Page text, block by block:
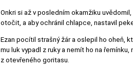
Onkri si až v posledním okamžiku
otočit, a aby ochránil chlapce, nastavil
Ezan pocítil strašný žár a oslepil ho oheň,
mu luk vypadl z ruky a nemít ho na
z otevřeného goritasu.